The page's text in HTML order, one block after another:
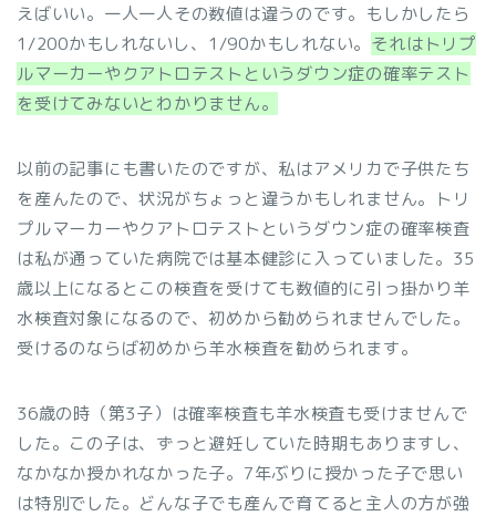
えばいい。一人一人その数値は違うのです。もしかしたら
1/200かもしれないし、1/90かもしれない。 それはトリプ
ルマーカーやクアトロテストというダウン症の確率テスト
を受けてみないとわかりません。
以前の記事にも書いたのですが、私はアメリカで子供たち
を産んたので、状況がちょっと違うかもしれません。トリ
プルマーカーやクアトロテストというダウン症の確率検査
は私が通っていた病院では基本健診に入っていました。35
歳以上になるとこの検査を受けても数値的に引っ掛かり羊
水検査対象になるので、初めから勧められませんでした。
受けるのならば初めから羊水検査を勧められます。
36歳の時（第3子）は確率検査も羊水検査も受けませんで
した。この子は、ずっと避妊していた時期もありますし、
なかなか授かれなかった子。7年ぶりに授かった子で思い
は特別でした。どんな子でも産んで育てると主人の方が強